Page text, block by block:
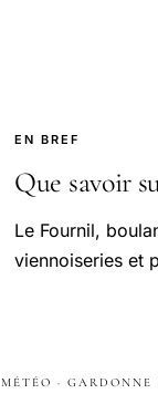
EN BREF
Que savoir
Le Fournil,
viennoiseries et
MÉTÉO · GARDONNE